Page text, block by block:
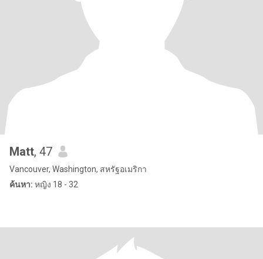
Matt, 47
Vancouver, Washington, สหรัฐอเมริกา
ค้นหา: หญิง 18 - 32